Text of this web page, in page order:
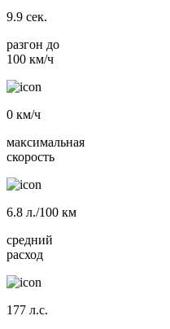
9.9 сек.
разгон до
100 км/ч
0 км/ч
максимальная
скорость
6.8 л./100 км
средний
расход
177 л.с.